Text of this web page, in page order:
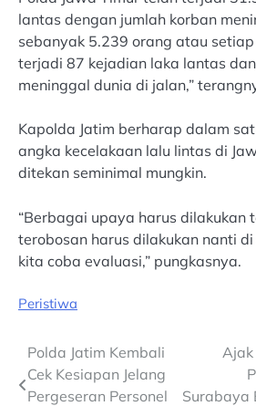
lantas dengan jumlah korban
sebanyak 5.239 orang atau
terjadi 87 kejadian laka lantas
meninggal dunia di jalan,”
Kapolda Jatim berharap dalam
angka kecelakaan lalu lintas di
ditekan seminimal mungkin.
“Berbagai upaya harus dilakukan
terobosan harus dilakukan nanti
kita coba evaluasi,” pungkasnya.
Peristiwa
Post
navigation
Polda Jatim Kembali
Cek Kesiapan Jelang
Pergeseran Personel
Surabaya